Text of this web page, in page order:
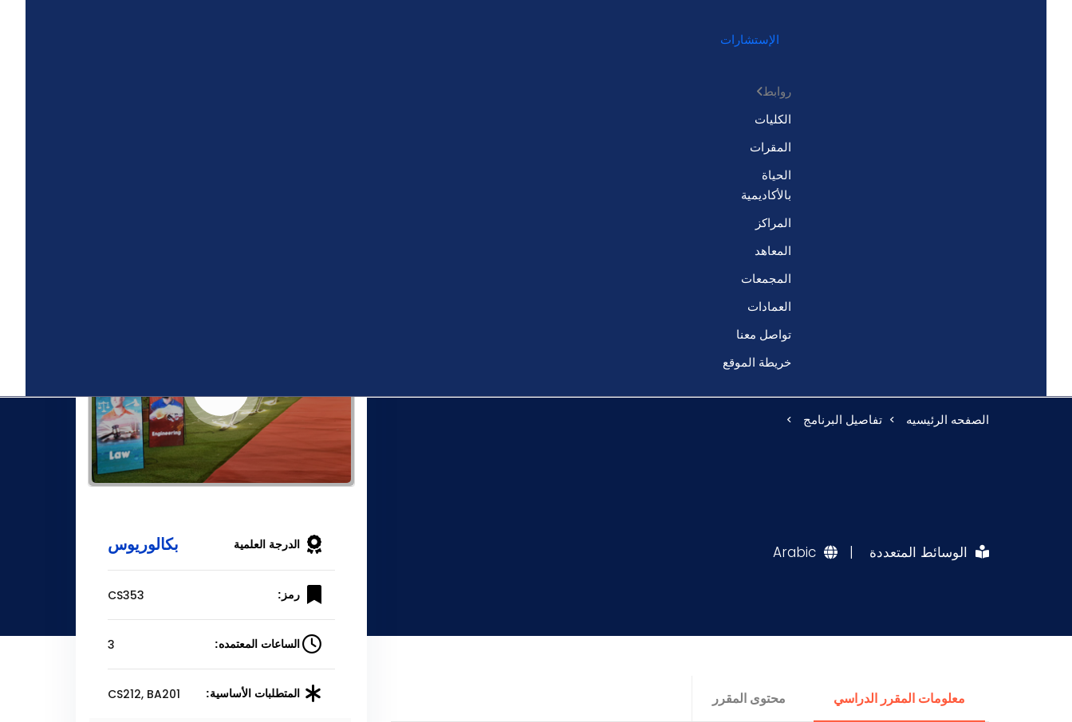
الإستشارات
روابط
الكليات
المقرات
الحياة
بالأكاديمية
المراكز
المعاهد
المجمعات
العمادات
تواصل معنا
خريطة الموقع
الصفحه الرئيسيه تفاصيل البرنامج
الوسائط المتعددة |
Arabic
معلومات المقرر الدراسي محتوى المقرر
الدرجة العلمية بكالوريوس
رمز: CS353
الساعات المعتمده: 3
المتطلبات الأساسية: CS212, BA201